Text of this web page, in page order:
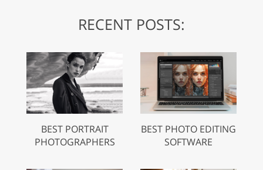
RECENT POSTS:
BEST PORTRAIT
PHOTOGRAPHERS
BEST PHOTO EDITING
SOFTWARE